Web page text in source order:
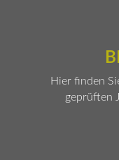
Hier finden
geprüften